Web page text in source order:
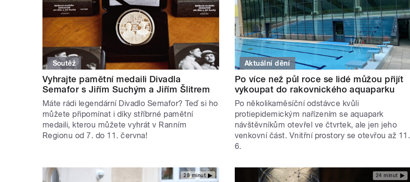
Soutěž
Vyhrajte pamětní medaili Divadla
Semafor s Jiřím Suchým a Jiřím Šlitrem
Máte rádi legendární Divadlo Semafor? Teď si ho
můžete připomínat i díky stříbrné pamětní
medaili, kterou můžete vyhrát v Ranním
Regionu od 7. do 11. června!
Aktuální dění
Po více než půl roce se lidé můžou přijít
vykoupat do rakovnického aquaparku
Po několikaměsíční odstávce kvůli
protiepidemickým nařízením se aquapark
návštěvníkům otevřel ve čtvrtek, ale jen jeho
venkovní část. Vnitřní prostory se otevřou až 11.
6.
28 minut 24 minut